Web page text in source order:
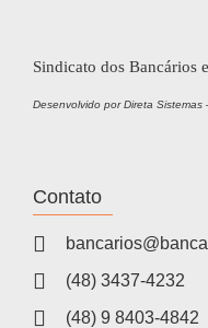
Sindicato dos Bancários
Desenvolvido por Direta Sistemas
Contato
(48) 3437-4232
(48) 9 8403-4842